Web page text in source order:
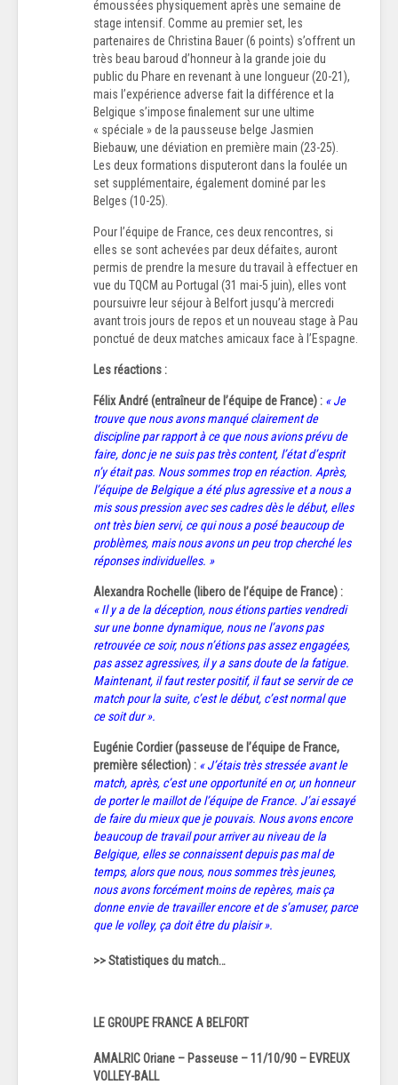
émoussées physiquement après une semaine de
stage intensif. Comme au premier set, les
partenaires de Christina Bauer (6 points) s’offrent un
très beau baroud d’honneur à la grande joie du
public du Phare en revenant à une longueur (20-21),
mais l’expérience adverse fait la différence et la
Belgique s’impose finalement sur une ultime
« spéciale » de la pausseuse belge Jasmien
Biebauw, une déviation en première main (23-25).
Les deux formations disputeront dans la foulée un
set supplémentaire, également dominé par les
Belges (10-25).
Pour l’équipe de France, ces deux rencontres, si
elles se sont achevées par deux défaites, auront
permis de prendre la mesure du travail à effectuer en
vue du TQCM au Portugal (31 mai-5 juin), elles vont
poursuivre leur séjour à Belfort jusqu’à mercredi
avant trois jours de repos et un nouveau stage à Pau
ponctué de deux matches amicaux face à l’Espagne.
Les réactions :
Félix André (entraîneur de l’équipe de France) : « Je
trouve que nous avons manqué clairement de
discipline par rapport à ce que nous avions prévu de
faire, donc je ne suis pas très content, l’état d’esprit
n’y était pas. Nous sommes trop en réaction. Après,
l’équipe de Belgique a été plus agressive et a nous a
mis sous pression avec ses cadres dès le début, elles
ont très bien servi, ce qui nous a posé beaucoup de
problèmes, mais nous avons un peu trop cherché les
réponses individuelles. »
Alexandra Rochelle (libero de l’équipe de France) :
« Il y a de la déception, nous étions parties vendredi
sur une bonne dynamique, nous ne l’avons pas
retrouvée ce soir, nous n’étions pas assez engagées,
pas assez agressives, il y a sans doute de la fatigue.
Maintenant, il faut rester positif, il faut se servir de ce
match pour la suite, c’est le début, c’est normal que
ce soit dur ».
Eugénie Cordier (passeuse de l’équipe de France,
première sélection) : « J’étais très stressée avant le
match, après, c’est une opportunité en or, un honneur
de porter le maillot de l’équipe de France. J’ai essayé
de faire du mieux que je pouvais. Nous avons encore
beaucoup de travail pour arriver au niveau de la
Belgique, elles se connaissent depuis pas mal de
temps, alors que nous, nous sommes très jeunes,
nous avons forcément moins de repères, mais ça
donne envie de travailler encore et de s’amuser, parce
que le volley, ça doit être du plaisir ».
>> Statistiques du match…
LE GROUPE FRANCE A BELFORT
AMALRIC Oriane – Passeuse – 11/10/90 – EVREUX
VOLLEY-BALL